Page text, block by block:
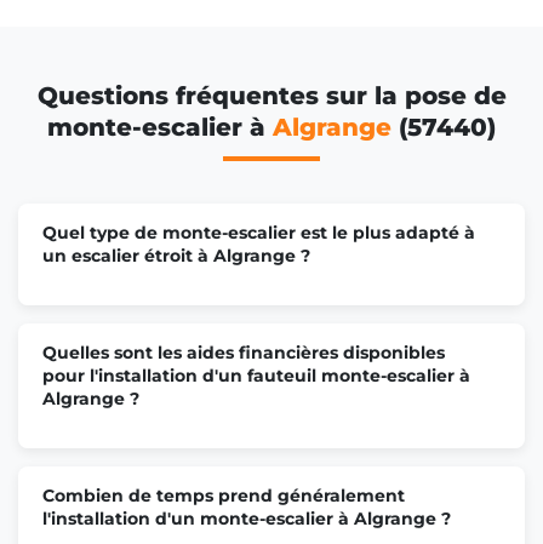
Questions fréquentes sur la pose de
monte-escalier à Algrange (57440)
Quel type de monte-escalier est le plus adapté à
un escalier étroit à Algrange ?
Quelles sont les aides financières disponibles
pour l'installation d'un fauteuil monte-escalier à
Algrange ?
Combien de temps prend généralement
l'installation d'un monte-escalier à Algrange ?